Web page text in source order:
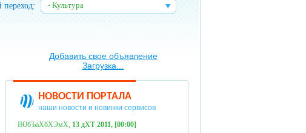
переход: - Культура
Добавить свое объявление
Загрузка...
НОВОСТИ ПОРТАЛА
наши новости и новинки сервисов
ІЮбЪаХбХЭмХ, 13 дХТ 2011, [00:00]